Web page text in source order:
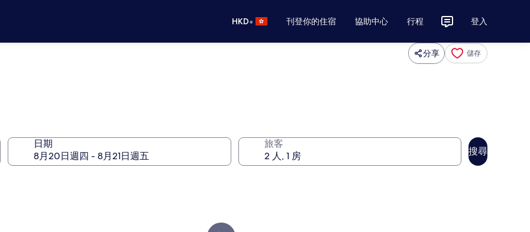
HKD• 刊登你的住宿 協助中心 行程 登入
分享 儲存
日期 旅客
搜尋